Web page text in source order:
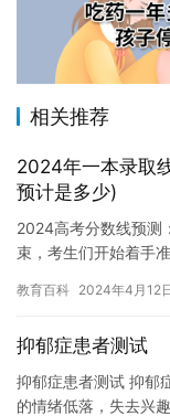
相关推荐
2024年一本录取
预计是多少)
2024高考分数线预测
束，考生们开始着手
教育百科 2024年4月12
抑郁症患者测试
抑郁症患者测试 抑郁
的情绪低落，失去兴